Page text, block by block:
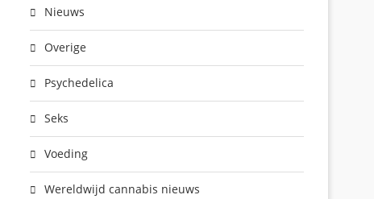
Nieuws
Overige
Psychedelica
Seks
Voeding
Wereldwijd cannabis nieuws